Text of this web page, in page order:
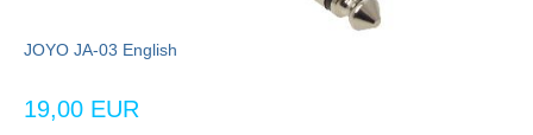
JOYO JA-03 English
19,00 EUR